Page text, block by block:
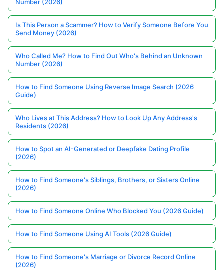
Number (2026)
Is This Person a Scammer? How to Verify Someone Before You
Send Money (2026)
Who Called Me? How to Find Out Who's Behind an Unknown
Number (2026)
How to Find Someone Using Reverse Image Search (2026
Guide)
Who Lives at This Address? How to Look Up Any Address's
Residents (2026)
How to Spot an AI-Generated or Deepfake Dating Profile
(2026)
How to Find Someone's Siblings, Brothers, or Sisters Online
(2026)
How to Find Someone Online Who Blocked You (2026 Guide)
How to Find Someone Using AI Tools (2026 Guide)
How to Find Someone's Marriage or Divorce Record Online
(2026)